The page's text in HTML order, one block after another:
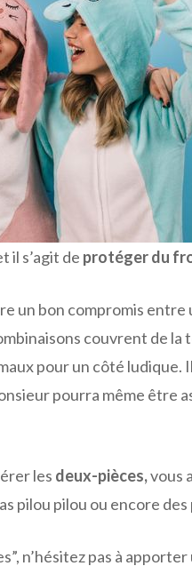
il s’agit de protéger du
un bon compromis
couvrent de
pour un côté ludique.
pourra même être
les deux-pièces,vous
pilou pilou ou encore
n’hésitez pas à